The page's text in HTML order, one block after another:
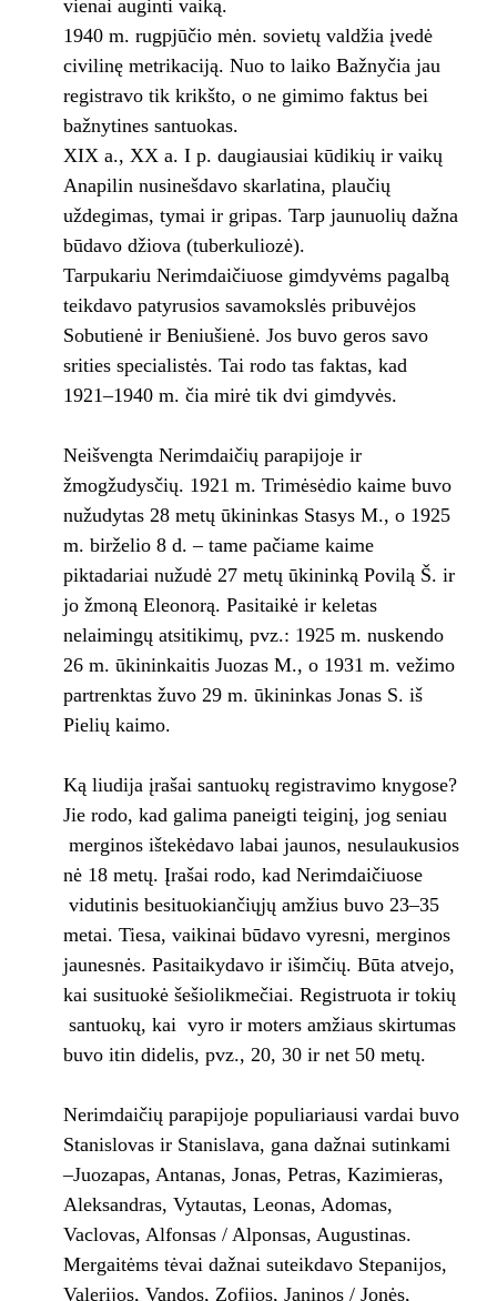
vienai auginti vaiką.
1940 m. rugpjūčio mėn. sovietų valdžia įvedė
civilinę metrikaciją. Nuo to laiko Bažnyčia jau
registravo tik krikšto, o ne gimimo faktus bei
bažnytines santuokas.
XIX a., XX a. I p. daugiausiai kūdikių ir vaikų
Anapilin nusinešdavo skarlatina, plaučių
uždegimas, tymai ir gripas. Tarp jaunuolių dažna
būdavo džiova (tuberkuliozė).
Tarpukariu Nerimdaičiuose gimdyvėms pagalbą
teikdavo patyrusios savamokslės pribuvėjos
Sobutienė ir Beniušienė. Jos buvo geros savo
srities specialistės. Tai rodo tas faktas, kad
1921–1940 m. čia mirė tik dvi gimdyvės.
Neišvengta Nerimdaičių parapijoje ir
žmogžudysčių. 1921 m. Trimėsėdio kaime buvo
nužudytas 28 metų ūkininkas Stasys M., o 1925
m. birželio 8 d. – tame pačiame kaime
piktadariai nužudė 27 metų ūkininką Povilą Š. ir
jo žmoną Eleonorą. Pasitaikė ir keletas
nelaimingų atsitikimų, pvz.: 1925 m. nuskendo
26 m. ūkininkaitis Juozas M., o 1931 m. vežimo
partrenktas žuvo 29 m. ūkininkas Jonas S. iš
Pielių kaimo.
Ką liudija įrašai santuokų registravimo knygose?
Jie rodo, kad galima paneigti teiginį, jog seniau
merginos ištekėdavo labai jaunos, nesulaukusios
nė 18 metų. Įrašai rodo, kad Nerimdaičiuose
vidutinis besituokiančiųjų amžius buvo 23–35
metai. Tiesa, vaikinai būdavo vyresni, merginos
jaunesnės. Pasitaikydavo ir išimčių. Būta atvejo,
kai susituokė šešiolikmečiai. Registruota ir tokių
santuokų, kai vyro ir moters amžiaus skirtumas
buvo itin didelis, pvz., 20, 30 ir net 50 metų.
Nerimdaičių parapijoje populiariausi vardai buvo
Stanislovas ir Stanislava, gana dažnai sutinkami
–Juozapas, Antanas, Jonas, Petras, Kazimieras,
Aleksandras, Vytautas, Leonas, Adomas,
Vaclovas, Alfonsas / Alponsas, Augustinas.
Mergaitėms tėvai dažnai suteikdavo Stepanijos,
Valerijos, Vandos, Zofijos, Janinos / Jonės,